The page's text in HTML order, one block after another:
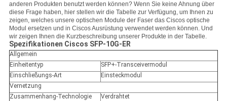
anderen Produkten benutzt werden können? Wenn Sie keine Ahnung über
diese Frage haben, hier stellen wir die Tabelle zur Verfügung, um Ihnen zu
zeigen, welches unsere optischen Module der Faser das Ciscos optische
Modul ersetzen und in Ciscos Ausrüstung verwendet werden können. Und
wir zeigen Ihnen die Kurzbeschreibung unserer Produkte in der Tabelle.
Spezifikationen Ciscos SFP-10G-ER
Allgemein
Einheitentyp
SFP+-Transceivermodul
Einschließungs-Art
Einsteckmodul
Vernetzung
Zusammenhang-Technologie
Verdrahtet